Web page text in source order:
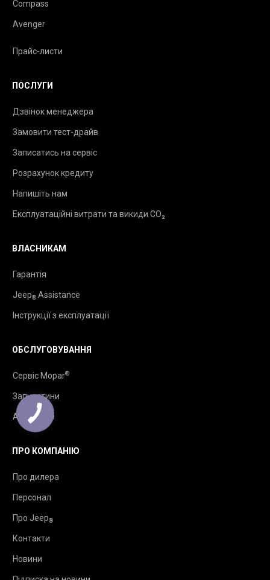
Compass
Avenger
Прайс-листи
ПОСЛУГИ
Дзвінок менеджера
Замовити тест-драйв
Записатись на сервіс
Розрахунок кредиту
Напишіть нам
Експлуатаційні витрати та викиди CO₂
ВЛАСНИКАМ
Гарантія
Jeep® Assistance
Інструкції з експлуатації
ОБСЛУГОВУВАННЯ
Сервіс Mopar®
Запчастини
Аксесуари
ПРО КОМПАНІЮ
Про дилера
Персонал
Про Jeep®
Контакти
Новини